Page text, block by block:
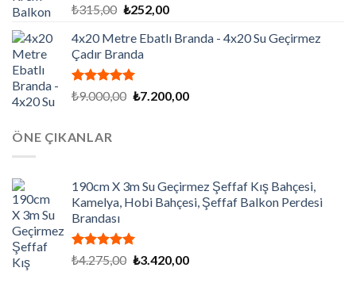
5 üzerinden
oy
aldı
₺315,00 Orijinal
₺315,00.
₺252,00Şu
fiyat:
4x20 Metre Ebatlı Branda - 4x20 Su Geçirmez
Çadır Branda
5 üzerinden
oy
₺9.000,00 Orijinal
₺7.200,00Şu
ÖNE ÇIKANLAR
190cm X 3m Su Geçirmez Şeffaf Kış Bahçesi,
Kamelya, Hobi Bahçesi, Şeffaf Balkon Perdesi
Brandası
5 üzerinden
oy
₺4.275,00 Orijinal
₺3.420,00Şu